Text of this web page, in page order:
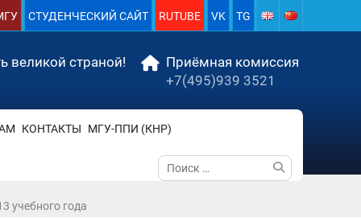
СТУДЕНЧЕСКИЙ САЙТ RUTUBE VK TG
великой страной!
Приёмная комиссия
+7(495)939 3521
КОНТАКТЫ МГУ-ППИ (КНР)
Поиск
по:
учебного года